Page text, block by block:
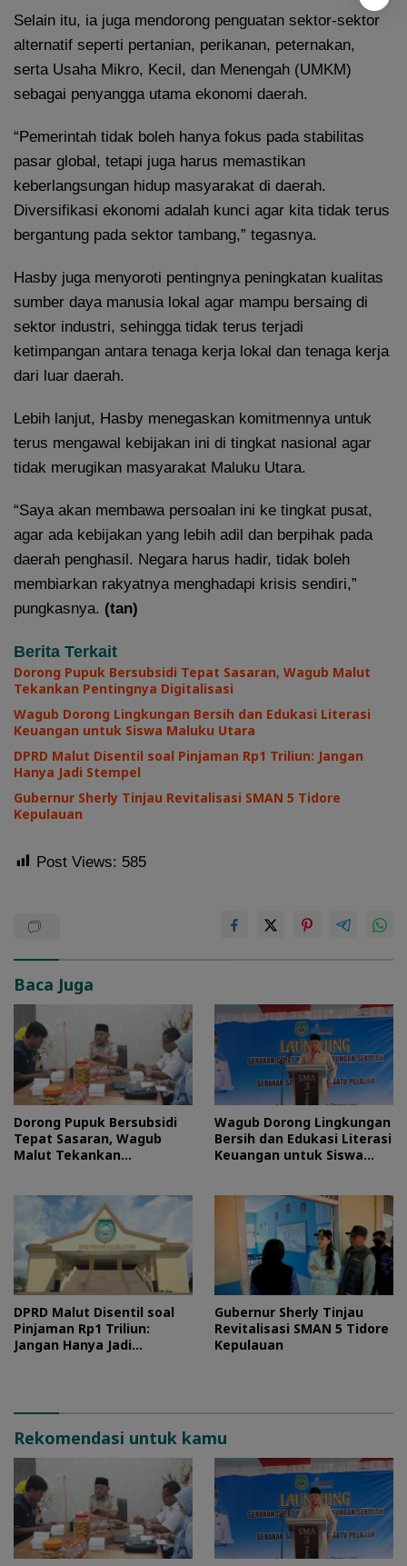
Selain itu, ia juga mendorong penguatan sektor-sektor
alternatif seperti pertanian, perikanan, peternakan,
serta Usaha Mikro, Kecil, dan Menengah (UMKM)
sebagai penyangga utama ekonomi daerah.
“Pemerintah tidak boleh hanya fokus pada stabilitas
pasar global, tetapi juga harus memastikan
keberlangsungan hidup masyarakat di daerah.
Diversifikasi ekonomi adalah kunci agar kita tidak terus
bergantung pada sektor tambang,” tegasnya.
Hasby juga menyoroti pentingnya peningkatan kualitas
sumber daya manusia lokal agar mampu bersaing di
sektor industri, sehingga tidak terus terjadi
ketimpangan antara tenaga kerja lokal dan tenaga kerja
dari luar daerah.
Lebih lanjut, Hasby menegaskan komitmennya untuk
terus mengawal kebijakan ini di tingkat nasional agar
tidak merugikan masyarakat Maluku Utara.
“Saya akan membawa persoalan ini ke tingkat pusat,
agar ada kebijakan yang lebih adil dan berpihak pada
daerah penghasil. Negara harus hadir, tidak boleh
membiarkan rakyatnya menghadapi krisis sendiri,”
pungkasnya. (tan)
Berita Terkait
Dorong Pupuk Bersubsidi Tepat Sasaran, Wagub Malut
Tekankan Pentingnya Digitalisasi
Wagub Dorong Lingkungan Bersih dan Edukasi Literasi
Keuangan untuk Siswa Maluku Utara
DPRD Malut Disentil soal Pinjaman Rp1 Triliun: Jangan
Hanya Jadi Stempel
Gubernur Sherly Tinjau Revitalisasi SMAN 5 Tidore
Kepulauan
Post Views: 585
Baca Juga
Dorong Pupuk Bersubsidi
Tepat Sasaran, Wagub
Malut Tekankan
Wagub Dorong Lingkungan
Bersih dan Edukasi Literasi
Keuangan untuk Siswa
DPRD Malut Disentil soal
Pinjaman Rp1 Triliun:
Jangan Hanya Jadi
Gubernur Sherly Tinjau
Revitalisasi SMAN 5 Tidore
Kepulauan
Rekomendasi untuk kamu